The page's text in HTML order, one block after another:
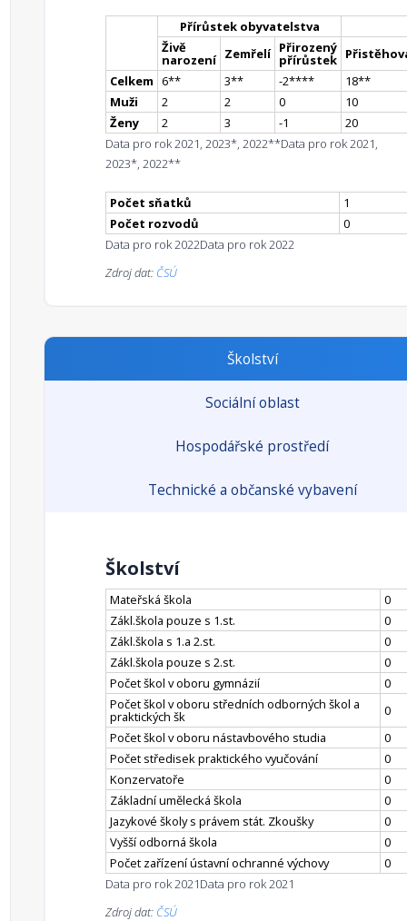
Přírůstek obyvatelstva
Živě
narození Zemřelí Přirozený
přírůstek
Celkem 6** 3** -2**** 18**
Muži
2 2 0
10
Ženy
2 3 -1
20
Data pro rok 2021, 2023*, 2022**Data pro rok 2021,
2023*, 2022**
Počet sňatků
1
Počet rozvodů
0
Data pro rok 2022Data pro rok 2022
Zdroj dat: ČSÚ
Školství
Sociální oblast
Hospodářské prostředí
Technické a občanské vybavení
Školství
Mateřská škola
0
Zákl.škola pouze s 1.st.
0
Zákl.škola s 1.a 2.st.
0
Zákl.škola pouze s 2.st.
0
Počet škol v oboru gymnázií
0
Počet škol v oboru středních odborných škol a
praktických šk
0
Počet škol v oboru nástavbového studia
0
Počet středisek praktického vyučování
0
Konzervatoře
0
Základní umělecká škola
0
Jazykové školy s právem stát. Zkoušky
0
Vyšší odborná škola
0
Počet zařízení ústavní ochranné výchovy
0
Data pro rok 2021Data pro rok 2021
Zdroj dat: ČSÚ